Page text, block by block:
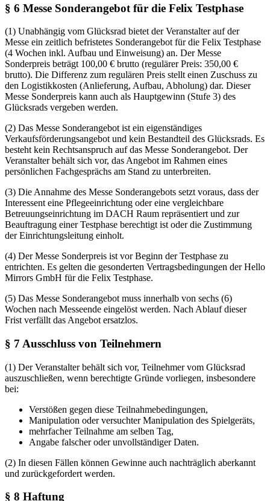
§ 6 Messe Sonderangebot für die Felix Testphase
(1) Unabhängig vom Glücksrad bietet der Veranstalter auf der
Messe ein zeitlich befristetes Sonderangebot für die Felix Testphase
(4 Wochen inkl. Aufbau und Einweisung) an. Der Messe
Sonderpreis beträgt 100,00 € brutto (regulärer Preis: 350,00 €
brutto). Die Differenz zum regulären Preis stellt einen Zuschuss zu
den Logistikkosten (Anlieferung, Aufbau, Abholung) dar. Dieser
Messe Sonderpreis kann auch als Hauptgewinn (Stufe 3) des
Glücksrads vergeben werden.
(2) Das Messe Sonderangebot ist ein eigenständiges
Verkaufsförderungsangebot und kein Bestandteil des Glücksrads. Es
besteht kein Rechtsanspruch auf das Messe Sonderangebot. Der
Veranstalter behält sich vor, das Angebot im Rahmen eines
persönlichen Fachgesprächs am Stand zu unterbreiten.
(3) Die Annahme des Messe Sonderangebots setzt voraus, dass der
Interessent eine Pflegeeinrichtung oder eine vergleichbare
Betreuungseinrichtung im DACH Raum repräsentiert und zur
Beauftragung einer Testphase berechtigt ist oder die Zustimmung
der Einrichtungsleitung einholt.
(4) Der Messe Sonderpreis ist vor Beginn der Testphase zu
entrichten. Es gelten die gesonderten Vertragsbedingungen der Hello
Mirrors GmbH für die Felix Testphase.
(5) Das Messe Sonderangebot muss innerhalb von sechs (6)
Wochen nach Messeende eingelöst werden. Nach Ablauf dieser
Frist verfällt das Angebot ersatzlos.
§ 7 Ausschluss von Teilnehmern
(1) Der Veranstalter behält sich vor, Teilnehmer vom Glücksrad
auszuschließen, wenn berechtigte Gründe vorliegen, insbesondere
bei:
Verstößen gegen diese Teilnahmebedingungen,
Manipulation oder versuchter Manipulation des Spielgeräts,
mehrfacher Teilnahme am selben Tag,
Angabe falscher oder unvollständiger Daten.
(2) In diesen Fällen können Gewinne auch nachträglich aberkannt
und zurückgefordert werden.
§ 8 Haftung